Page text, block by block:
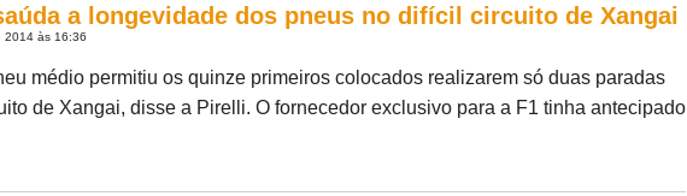
a longevidade dos pneus no difícil circuito de Xangai
2014 às 16:36
médio permitiu os quinze primeiros colocados realizarem só duas paradas
de Xangai, disse a Pirelli. O fornecedor exclusivo para a F1 tinha antecipado